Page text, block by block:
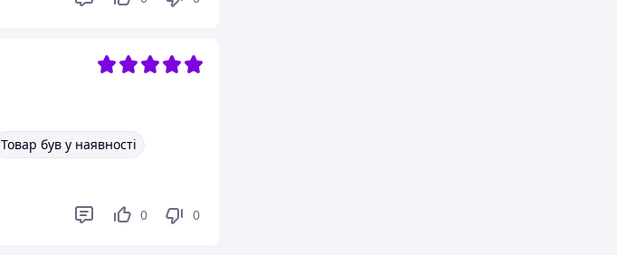
Товар був у наявності
0 0